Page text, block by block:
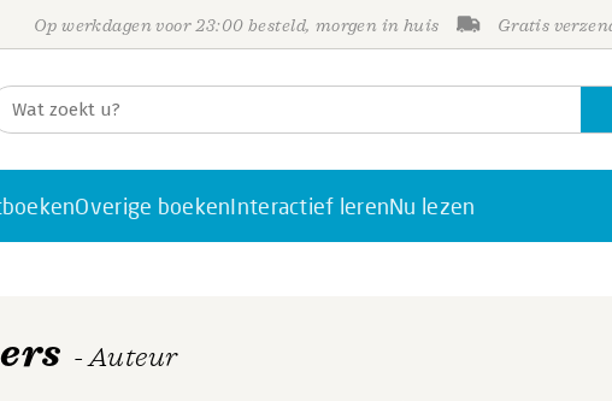
Op werkdagen voor 23:00 besteld, morgen in huis Gratis
Overige boekenInteractief lerenNu lezen
- Auteur